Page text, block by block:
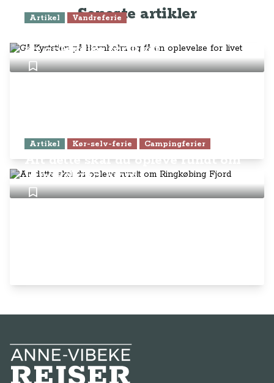
Seneste artikler
Artikel Vandreferie
en oplevelse for livet
Artikel Kør-selv-ferie Campingferier
Alt dette skal du opleve rundt om
Ringkøbing Fjord
Anne-Vibeke Rejser